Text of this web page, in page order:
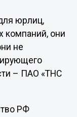
юрлиц,
компаний, они
не
– ПАО «ТНС
РФ